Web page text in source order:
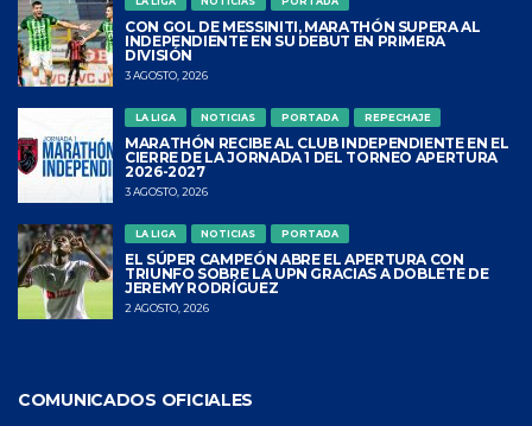
CON GOL DE MESSINITI, MARATHÓN SUPERA AL
INDEPENDIENTE EN SU DEBUT EN PRIMERA
DIVISIÓN
3 AGOSTO, 2026
LA LIGA NOTICIAS PORTADA REPECHAJE
MARATHÓN RECIBE AL CLUB INDEPENDIENTE EN EL
CIERRE DE LA JORNADA 1 DEL TORNEO APERTURA
2026-2027
3 AGOSTO, 2026
LA LIGA NOTICIAS PORTADA
EL SÚPER CAMPEÓN ABRE EL APERTURA CON
TRIUNFO SOBRE LA UPN GRACIAS A DOBLETE DE
JEREMY RODRÍGUEZ
2 AGOSTO, 2026
COMUNICADOS OFICIALES